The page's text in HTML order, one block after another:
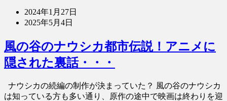
2024年1月27日
2025年5月4日
風の谷のナウシカ都市伝説！アニメに
隠された裏話・・・
ナウシカの続編の制作が決まっていた？ 風の谷のナウシカ
は知っている方も多い通り、原作の途中で映画は終わりを迎